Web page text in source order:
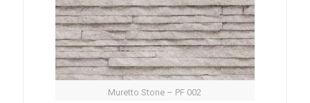
Muretto Stone – PF 002